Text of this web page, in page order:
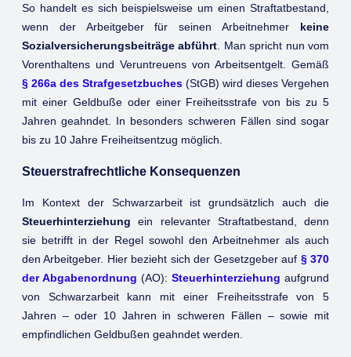
So handelt es sich beispielsweise um einen Straftatbestand,
wenn der Arbeitgeber für seinen Arbeitnehmer keine
Sozialversicherungsbeiträge abführt . Man spricht nun vom
Vorenthaltens und Veruntreuens von Arbeitsentgelt. Gemäß
§ 266a des Strafgesetzbuches (StGB) wird dieses Vergehen
mit einer Geldbuße oder einer Freiheitsstrafe von bis zu 5
Jahren geahndet. In besonders schweren Fällen sind sogar
bis zu 10 Jahre Freiheitsentzug möglich.
Steuerstrafrechtliche Konsequenzen
Im Kontext der Schwarzarbeit ist grundsätzlich auch die
Steuerhinterziehung ein relevanter Straftatbestand, denn
sie betrifft in der Regel sowohl den Arbeitnehmer als auch
den Arbeitgeber. Hier bezieht sich der Gesetzgeber auf § 370
der Abgabenordnung (AO): Steuerhinterziehung aufgrund
von Schwarzarbeit kann mit einer Freiheitsstrafe von 5
Jahren – oder 10 Jahren in schweren Fällen – sowie mit
empfindlichen Geldbußen geahndet werden.